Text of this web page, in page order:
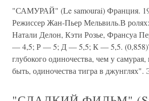
"САМУРАЙ" (Le samourai) Франция.
Режиссер Жан-Пьер Мельвиль.В
Натали Делон, Кэти Розье, Франсуа
— 4,5; Р — 5; Д — 5,5; К — 5,5.
глубокого одиночества, чем у
быть, одиночества тигра в джунглях".